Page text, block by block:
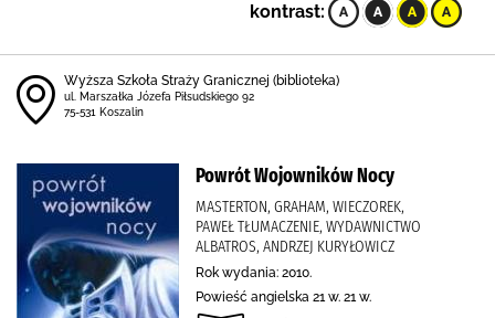
kontrast:
Wyższa Szkoła Straży Granicznej (biblioteka)
ul. Marszałka Józefa Piłsudskiego 92
75-531 Koszalin
Powrót Wojowników Nocy
MASTERTON, GRAHAM, WIECZOREK,
PAWEŁ TŁUMACZENIE, WYDAWNICTWO
ALBATROS, ANDRZEJ KURYŁOWICZ
Rok wydania: 2010.
Powieść angielska 21 w. 21 w.